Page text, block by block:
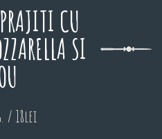
CU
SI
/ 18lei